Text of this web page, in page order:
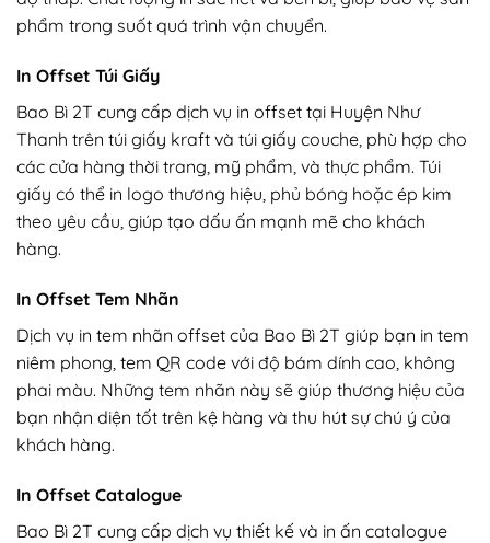
phẩm trong suốt quá trình vận chuyển.
In Offset Túi Giấy
Bao Bì 2T cung cấp dịch vụ in offset tại Huyện Như
Thanh trên túi giấy kraft và túi giấy couche, phù hợp cho
các cửa hàng thời trang, mỹ phẩm, và thực phẩm. Túi
giấy có thể in logo thương hiệu, phủ bóng hoặc ép kim
theo yêu cầu, giúp tạo dấu ấn mạnh mẽ cho khách
hàng.
In Offset Tem Nhãn
Dịch vụ in tem nhãn offset của Bao Bì 2T giúp bạn in tem
niêm phong, tem QR code với độ bám dính cao, không
phai màu. Những tem nhãn này sẽ giúp thương hiệu của
bạn nhận diện tốt trên kệ hàng và thu hút sự chú ý của
khách hàng.
In Offset Catalogue
Bao Bì 2T cung cấp dịch vụ thiết kế và in ấn catalogue